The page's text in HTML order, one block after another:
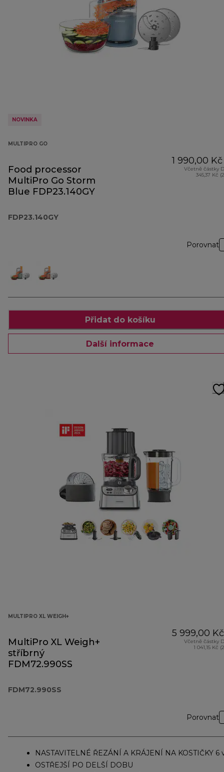
NOVINKA
MULTIPRO GO
Food processor
MultiPro Go Storm
Blue FDP23.140GY
FDP23.140GY
1 990,00 Kč
Včetně částky
345,37 Kč
Porovnat
Přidat do košíku
Další informace
MULTIPRO XL WEIGH+
MultiPro XL Weigh+
stříbrný
FDM72.990SS
FDM72.990SS
5 999,00 Kč
Včetně částky
1 041,15 Kč
Porovnat
NASTAVITELNÉ ŘEZÁNÍ A KRÁJENÍ NA KOSTIČKY 6
OSTŘEJŠÍ PO DELŠÍ DOBU